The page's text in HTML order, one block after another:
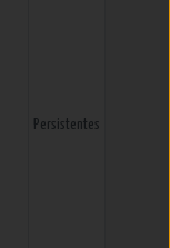
Persistentes